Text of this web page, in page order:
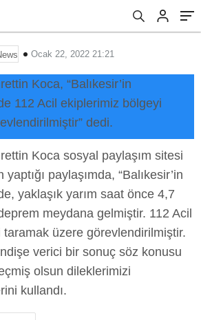
Ocak 22, 2022 21:21
Koca, “Balıkesir’in
112 Acil ekiplerimiz bölgeyi
dedi.
Koca sosyal paylaşım sitesi
paylaşımda, “Balıkesir’in
yaklaşık yarım saat önce 4,7
meydana gelmiştir. 112 Acil
üzere görevlendirilmiştir.
verici bir sonuç söz konusu
olsun dileklerimizi
kullandı.